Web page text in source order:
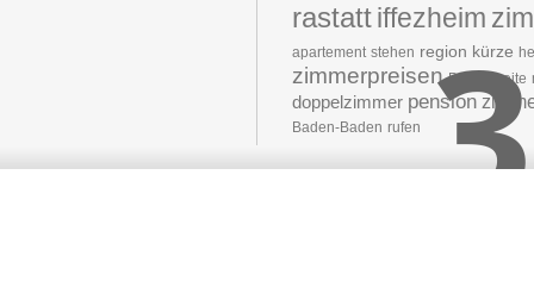
rastattiffezheim
apartement stehen region kürze
zimmerpreisen Partnerseite
doppelzimmer pension
Baden-Baden rufen